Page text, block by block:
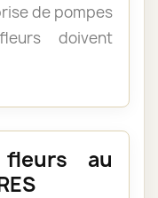
de pompes
doivent
au